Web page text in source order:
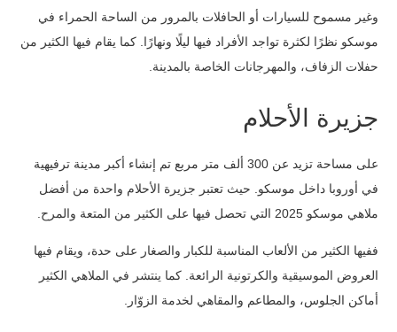
وغير مسموح للسيارات أو الحافلات بالمرور من الساحة الحمراء في
موسكو نظرًا لكثرة تواجد الأفراد فيها ليلًا ونهارًا. كما يقام فيها الكثير من
حفلات الزفاف، والمهرجانات الخاصة بالمدينة.
جزيرة الأحلام
على مساحة تزيد عن 300 ألف متر مربع تم إنشاء أكبر مدينة ترفيهية
في أوروبا داخل موسكو. حيث تعتبر جزيرة الأحلام واحدة من أفضل
ملاهي موسكو 2025 التي تحصل فيها على الكثير من المتعة والمرح.
ففيها الكثير من الألعاب المناسبة للكبار والصغار على حدة، ويقام فيها
العروض الموسيقية والكرتونية الرائعة. كما ينتشر في الملاهي الكثير
أماكن الجلوس، والمطاعم والمقاهي لخدمة الزوّار.